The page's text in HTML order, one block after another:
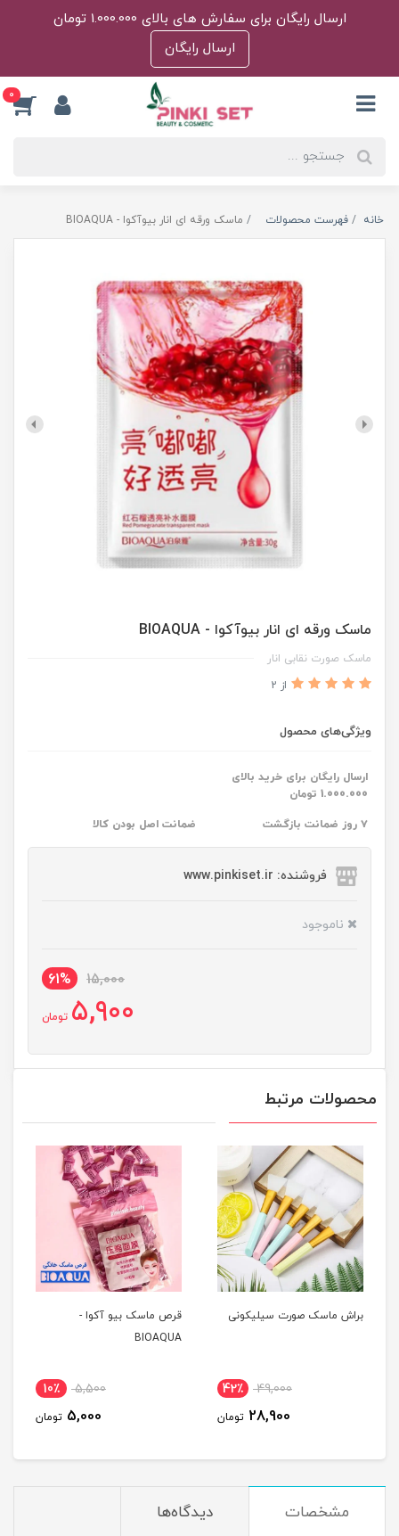
ارسال رایگان برای سفارش های بالای 1.000.000 تومان
ارسال رایگان
0
خانه فهرست محصولات ماسک ورقه ای انار بیوآکوا - BIOAQUA
ماسک ورقه ای انار بیوآکوا - BIOAQUA
ماسک صورت نقابی انار
از 2
ویژگی‌های محصول
ارسال رایگان برای خرید بالای
1.000.000 تومان
۷ روز ضمانت بازگشت ضمانت اصل بودن کالا
فروشنده: www.pinkiset.ir
ناموجود
15,000
61%
5,900 تومان
محصولات مرتبط
براش ماسک صورت سیلیکونی
49,000 42٪
28,900 تومان
قرص ماسک بیو آکوا -
BIOAQUA
5,500 10٪
5,000 تومان
مشخصات دیدگاه‌ها